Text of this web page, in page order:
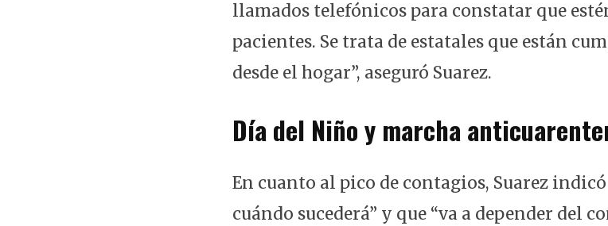
llamados telefónicos para constatar que
pacientes. Se trata de estatales que están
desde el hogar”, aseguró Suarez.
Día del Niño y marcha
En cuanto al pico de contagios, Suarez
cuándo sucederá” y que “va a depender del